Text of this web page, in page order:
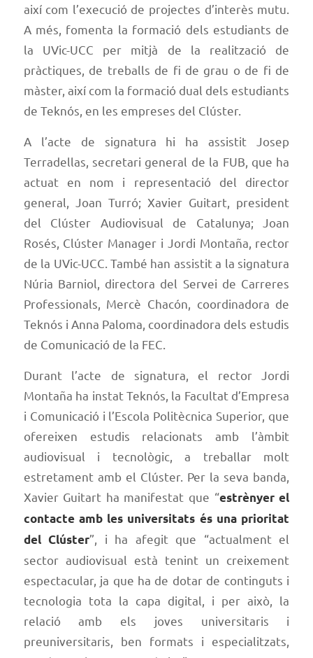
així com l’execució de projectes d’interès mutu.
A més, fomenta la formació dels estudiants de
la UVic-UCC per mitjà de la realització de
pràctiques, de treballs de fi de grau o de fi de
màster, així com la formació dual dels estudiants
de Teknós, en les empreses del Clúster.
A l’acte de signatura hi ha assistit Josep
Terradellas, secretari general de la FUB, que ha
actuat en nom i representació del director
general, Joan Turró; Xavier Guitart, president
del Clúster Audiovisual de Catalunya; Joan
Rosés, Clúster Manager i Jordi Montaña, rector
de la UVic-UCC. També han assistit a la signatura
Núria Barniol, directora del Servei de Carreres
Professionals, Mercè Chacón, coordinadora de
Teknós i Anna Paloma, coordinadora dels estudis
de Comunicació de la FEC.
Durant l’acte de signatura, el rector Jordi
Montaña ha instat Teknós, la Facultat d’Empresa
i Comunicació i l’Escola Politècnica Superior, que
ofereixen estudis relacionats amb l’àmbit
audiovisual i tecnològic, a treballar molt
estretament amb el Clúster. Per la seva banda,
Xavier Guitart ha manifestat que “estrènyer el
contacte amb les universitats és una prioritat
del Clúster”, i ha afegit que “actualment el
sector audiovisual està tenint un creixement
espectacular, ja que ha de dotar de continguts i
tecnologia tota la capa digital, i per això, la
relació amb els joves universitaris i
preuniversitaris, ben formats i especialitzats,